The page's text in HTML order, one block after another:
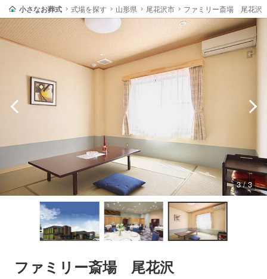
小さなお葬式 式場を探す 山形県 尾花沢市 ファミリー斎場 尾花沢
3 / 3
ファミリー斎場 尾花沢